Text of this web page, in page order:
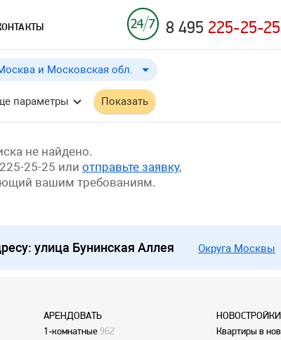
8 495 225-25-25
и Московская обл.
Москва и Московская обл.
Москва
параметры Показать
не найдено.
25-25 или отправьте заявку,
вашим требованиям.
улица Бунинская Аллея Округа Москвы
АРЕНДОВАТЬ
1-комнатные962
НОВОСТРОЙКИ
Квартиры в